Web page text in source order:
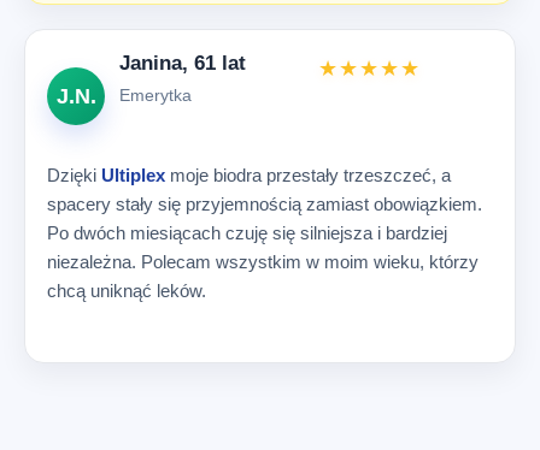
J.N.
Janina, 61 lat
Emerytka
★★★★★
Dzięki Ultiplex moje biodra przestały trzeszczeć, a
spacery stały się przyjemnością zamiast obowiązkiem.
Po dwóch miesiącach czuję się silniejsza i bardziej
niezależna. Polecam wszystkim w moim wieku, którzy
chcą uniknąć leków.